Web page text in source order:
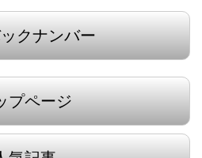
クナンバー
プページ